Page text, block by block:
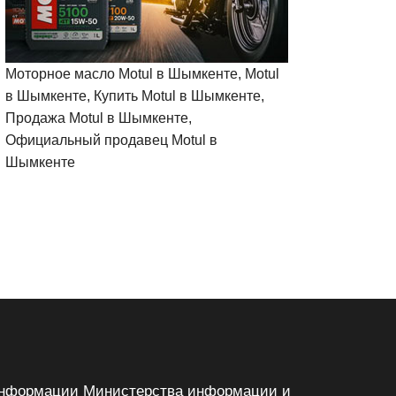
Моторное масло Motul в Шымкенте, Motul
в Шымкенте, Купить Motul в Шымкенте,
Продажа Motul в Шымкенте,
Официальный продавец Motul в
Шымкенте
Министерства информации и